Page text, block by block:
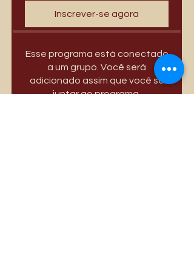
Inscrever-se agora
Esse programa está conectado
a um grupo. Você será
adicionado assim que você se
juntar ao programa.